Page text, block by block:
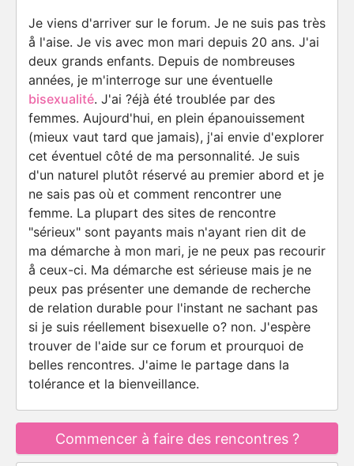
Je viens d'arriver sur le forum. Je ne suis pas très
å l'aise. Je vis avec mon mari depuis 20 ans. J'ai
deux grands enfants. Depuis de nombreuses
années, je m'interroge sur une éventuelle
bisexualité. J'ai ?éjà été troublée par des
femmes. Aujourd'hui, en plein épanouissement
(mieux vaut tard que jamais), j'ai envie d'explorer
cet éventuel côté de ma personnalité. Je suis
d'un naturel plutôt réservé au premier abord et je
ne sais pas où et comment rencontrer une
femme. La plupart des sites de rencontre
"sérieux" sont payants mais n'ayant rien dit de
ma démarche à mon mari, je ne peux pas recourir
å ceux-ci. Ma démarche est sérieuse mais je ne
peux pas présenter une demande de recherche
de relation durable pour l'instant ne sachant pas
si je suis réellement bisexuelle o? non. J'espère
trouver de l'aide sur ce forum et prourquoi de
belles rencontres. J'aime le partage dans la
tolérance et la bienveillance.
Commencer à faire des rencontres ?